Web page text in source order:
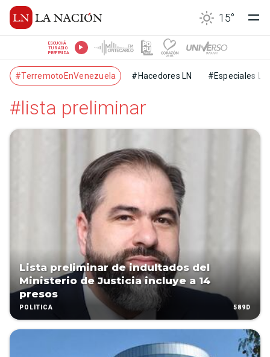
15°
ESCUCHÁ
TU RADIO
PREFERIDA
#TerremotoEnVenezuela #Hacedores LN #Especiales LN
#lista preliminar
Lista preliminar de indultados del
Ministerio de Justicia incluye a 14
presos
POLÍTICA 589D